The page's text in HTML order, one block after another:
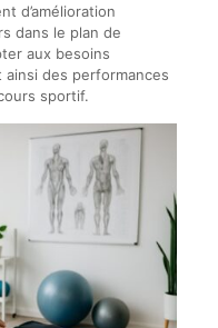
d’amélioration
dans le plan de
aux besoins
des performances
sportif.